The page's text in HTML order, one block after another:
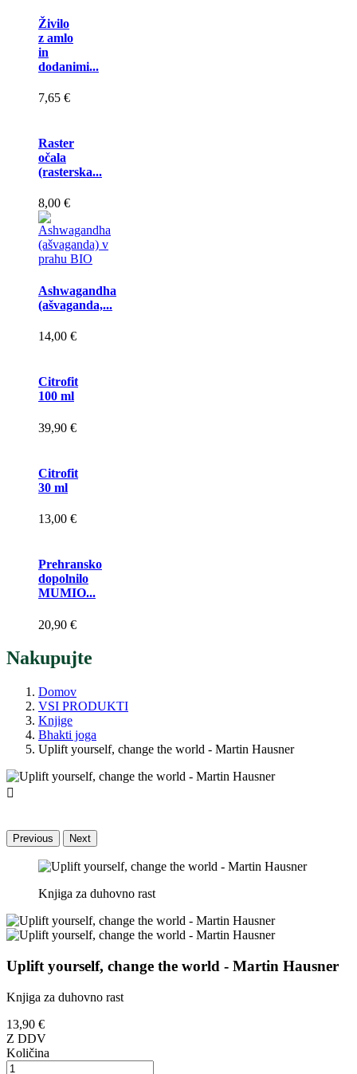
Živilo
z amlo
in
dodanimi...
7,65 €
Raster
očala
(rasterska...
8,00 €
Ashwagandha
(ašvaganda,...
14,00 €
Citrofit
100 ml
39,90 €
Citrofit
30 ml
13,00 €
Prehransko
dopolnilo
MUMIO...
20,90 €
Nakupujte
Domov
VSI PRODUKTI
Knjige
Bhakti joga
Uplift yourself, change the world - Martin Hausner

Previous Next
Knjiga za duhovno rast
Uplift yourself, change the world - Martin Hausner
Knjiga za duhovno rast
13,90 €
Z DDV
Količina